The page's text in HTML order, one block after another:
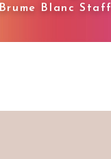
Brume Blanc Staff